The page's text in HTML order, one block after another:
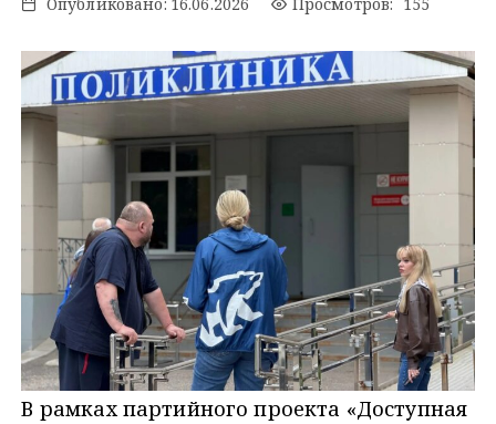
Опубликовано: 16.06.2026 Просмотров: 155
В рамках партийного проекта «Доступная